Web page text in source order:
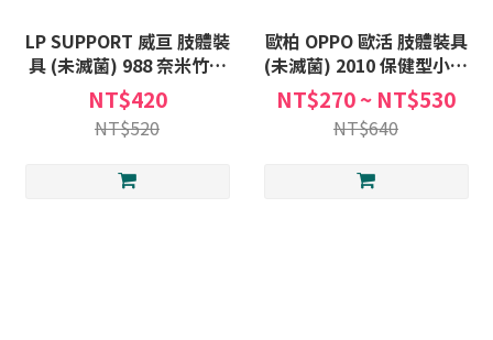
LP SUPPORT 威亘 肢體裝
具 (未滅菌) 988 奈米竹炭
膝護套 膝護套 膝蓋 護膝 膝
部 護具
NT$420
NT$520
歐柏 OPPO 歐活 肢體裝具
(未滅菌) 2010 保健型小腿
護套 護腿 小腿 護套 護具
NT$270 ~ NT$530
NT$640